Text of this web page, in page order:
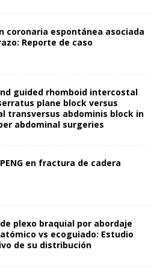
coronaria espontánea asociada
Reporte de caso
guided rhomboid intercostal
plane block versus
transversus abdominis block in
abdominal surgeries
en fractura de cadera
plexo braquial por abordaje
vs ecoguiado: Estudio
de su distribución